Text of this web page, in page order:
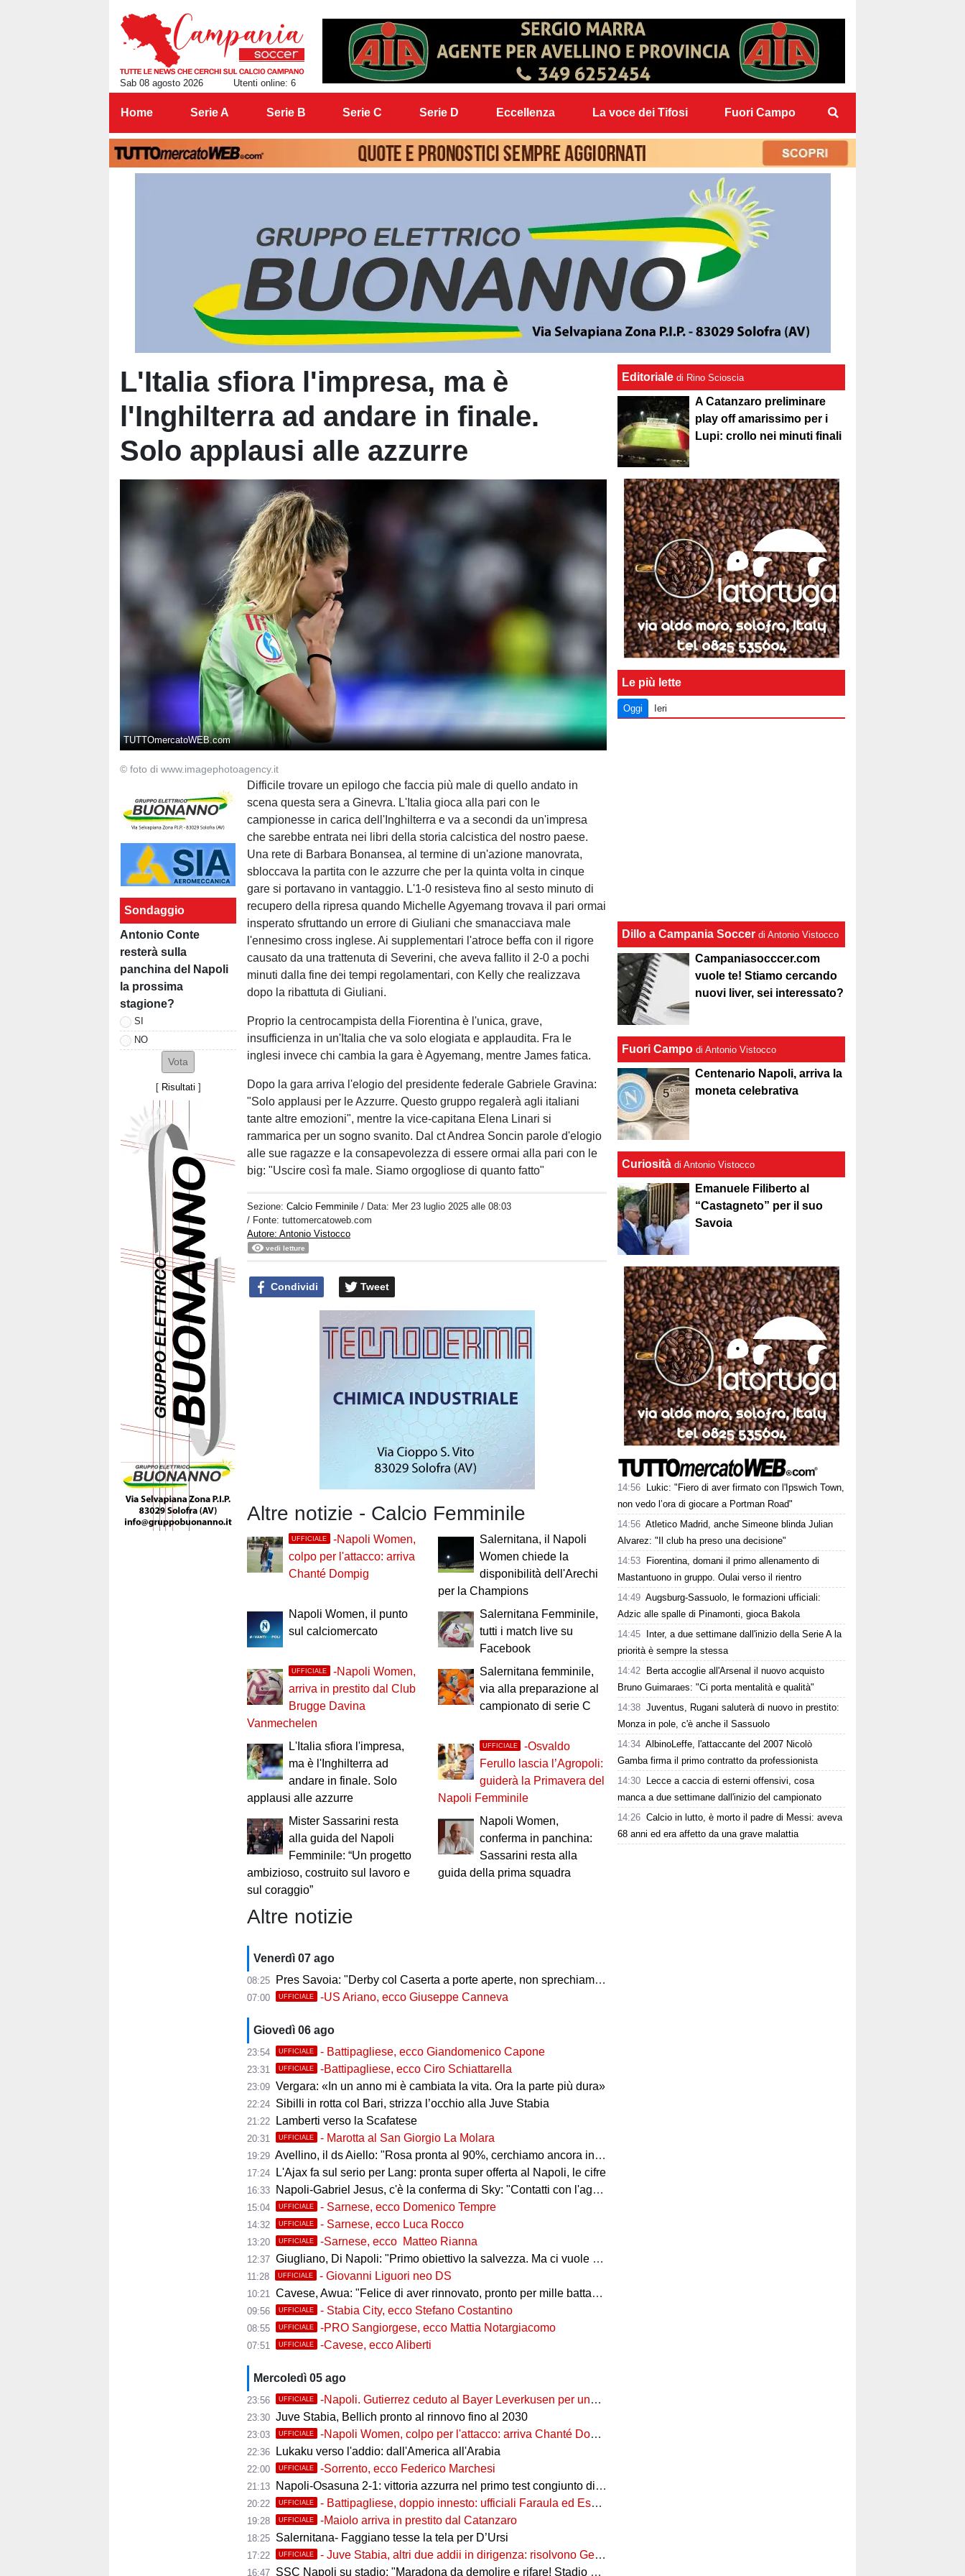
Sab 08 agosto 2026 Utenti online: 6
Home Serie A Serie B Serie C Serie D Eccellenza La voce dei Tifosi Fuori Campo
L'Italia sfiora l'impresa, ma è
l'Inghilterra ad andare in finale.
Solo applausi alle azzurre
TUTTOmercatoWEB.com
© foto di www.imagephotoagency.it
Sondaggio
Antonio Conte
resterà sulla
panchina del Napoli
la prossima
stagione?
SI
NO
[ Risultati ]
Difficile trovare un epilogo che faccia più male di quello andato in
scena questa sera a Ginevra. L'Italia gioca alla pari con le
campionesse in carica dell'Inghilterra e va a secondi da un'impresa
che sarebbe entrata nei libri della storia calcistica del nostro paese.
Una rete di Barbara Bonansea, al termine di un'azione manovrata,
sbloccava la partita con le azzurre che per la quinta volta in cinque
gare si portavano in vantaggio. L'1-0 resisteva fino al sesto minuto di
recupero della ripresa quando Michelle Agyemang trovava il pari ormai
insperato sfruttando un errore di Giuliani che smanacciava male
l'ennesimo cross inglese. Ai supplementari l'atroce beffa con il rigore
causato da una trattenuta di Severini, che aveva fallito il 2-0 a pochi
minuti dalla fine dei tempi regolamentari, con Kelly che realizzava
dopo la ribattuta di Giuliani.
Proprio la centrocampista della Fiorentina è l'unica, grave,
insufficienza in un'Italia che va solo elogiata e applaudita. Fra le
inglesi invece chi cambia la gara è Agyemang, mentre James fatica.
Dopo la gara arriva l'elogio del presidente federale Gabriele Gravina:
"Solo applausi per le Azzurre. Questo gruppo regalerà agli italiani
tante altre emozioni", mentre la vice-capitana Elena Linari si
rammarica per un sogno svanito. Dal ct Andrea Soncin parole d'elogio
alle sue ragazze e la consapevolezza di essere ormai alla pari con le
big: "Uscire così fa male. Siamo orgogliose di quanto fatto"
Sezione:Calcio Femminile / Data: Mer 23 luglio 2025 alle 08:03
/ Fonte: tuttomercatoweb.com
Autore: Antonio Vistocco
vedi letture
Condividi Tweet
Altre notizie - Calcio Femminile
UFFICIALE
-Napoli Women,
colpo per l'attacco: arriva
Chanté Dompig
Salernitana, il Napoli
Women chiede la
disponibilità dell'Arechi
per la Champions
Napoli Women, il punto
sul calciomercato
Salernitana Femminile,
tutti i match live su
Facebook
UFFICIALE
-Napoli Women,
arriva in prestito dal Club
Brugge Davina
Vanmechelen
Salernitana femminile,
via alla preparazione al
campionato di serie C
L'Italia sfiora l'impresa,
ma è l'Inghilterra ad
andare in finale. Solo
applausi alle azzurre
UFFICIALE
-Osvaldo
Ferullo lascia l’Agropoli:
guiderà la Primavera del
Napoli Femminile
Mister Sassarini resta
alla guida del Napoli
Femminile: “Un progetto
ambizioso, costruito sul lavoro e
sul coraggio”
Napoli Women,
conferma in panchina:
Sassarini resta alla
guida della prima squadra
Altre notizie
Venerdì 07 ago
08:25 Pres Savoia: "Derby col Caserta a porte aperte, non sprechiamo l'occasione"
07:00 UFFICIALE -US Ariano, ecco Giuseppe Canneva
Giovedì 06 ago
23:54 UFFICIALE - Battipagliese, ecco Giandomenico Capone
23:31 UFFICIALE -Battipagliese, ecco Ciro Schiattarella
23:09 Vergara: «In un anno mi è cambiata la vita. Ora la parte più dura»
22:24 Sibilli in rotta col Bari, strizza l’occhio alla Juve Stabia
21:22 Lamberti verso la Scafatese
20:31 UFFICIALE - Marotta al San Giorgio La Molara
19:29 Avellino, il ds Aiello: "Rosa pronta al 90%, cerchiamo ancora innesti di qualità"
17:24 L'Ajax fa sul serio per Lang: pronta super offerta al Napoli, le cifre
16:33 Napoli-Gabriel Jesus, c'è la conferma di Sky: "Contatti con l'agente, i dettagli"
15:04 UFFICIALE - Sarnese, ecco Domenico Tempre
14:32 UFFICIALE - Sarnese, ecco Luca Rocco
13:20 UFFICIALE -Sarnese, ecco Matteo Rianna
12:37 Giugliano, Di Napoli: "Primo obiettivo la salvezza. Ma ci vuole ambizione"
11:28 UFFICIALE - Giovanni Liguori neo DS
10:21 Cavese, Awua: "Felice di aver rinnovato, pronto per mille battaglie"
09:56 UFFICIALE - Stabia City, ecco Stefano Costantino
08:55 UFFICIALE -PRO Sangiorgese, ecco Mattia Notargiacomo
07:51 UFFICIALE -Cavese, ecco Aliberti
Mercoledì 05 ago
23:56 UFFICIALE -Napoli. Gutierrez ceduto al Bayer Leverkusen per una cifra record
23:30 Juve Stabia, Bellich pronto al rinnovo fino al 2030
23:03 UFFICIALE -Napoli Women, colpo per l'attacco: arriva Chanté Dompig
22:36 Lukaku verso l'addio: dall'America all'Arabia
22:00 UFFICIALE -Sorrento, ecco Federico Marchesi
21:13 Napoli-Osasuna 2-1: vittoria azzurra nel primo test congiunto di Castel di Sangro
20:22 UFFICIALE - Battipagliese, doppio innesto: ufficiali Faraula ed Esposito
19:28 UFFICIALE -Maiolo arriva in prestito dal Catanzaro
18:25 Salernitana- Faggiano tesse la tela per D’Ursi
17:22 UFFICIALE - Juve Stabia, altri due addii in dirigenza: risolvono Gerbo e Zanardini
16:47 SSC Napoli su stadio: "Maradona da demolire e rifare! Stadio nuovo in ex area Q8"
Editoriale di Rino Scioscia
A Catanzaro preliminare
play off amarissimo per i
Lupi: crollo nei minuti finali
Le più lette
Oggi Ieri
Dillo a Campania Soccer di Antonio Vistocco
Campaniasocccer.com
vuole te! Stiamo cercando
nuovi liver, sei interessato?
Fuori Campo di Antonio Vistocco
Centenario Napoli, arriva la
moneta celebrativa
Curiosità di Antonio Vistocco
Emanuele Filiberto al
“Castagneto” per il suo
Savoia
14:56
Lukic: "Fiero di aver firmato con l'Ipswich Town,
non vedo l’ora di giocare a Portman Road"
14:56 Atletico Madrid, anche Simeone blinda Julian
Alvarez: "Il club ha preso una decisione"
14:53
Fiorentina, domani il primo allenamento di
Mastantuono in gruppo. Oulai verso il rientro
14:49 Augsburg-Sassuolo, le formazioni ufficiali:
Adzic alle spalle di Pinamonti, gioca Bakola
14:45
Inter, a due settimane dall'inizio della Serie A la
priorità è sempre la stessa
14:42
Berta accoglie all'Arsenal il nuovo acquisto
Bruno Guimaraes: "Ci porta mentalità e qualità"
14:38 Juventus, Rugani saluterà di nuovo in prestito:
Monza in pole, c'è anche il Sassuolo
14:34 AlbinoLeffe, l'attaccante del 2007 Nicolò
Gamba firma il primo contratto da professionista
14:30
Lecce a caccia di esterni offensivi, cosa
manca a due settimane dall'inizio del campionato
14:26 Calcio in lutto, è morto il padre di Messi: aveva
68 anni ed era affetto da una grave malattia